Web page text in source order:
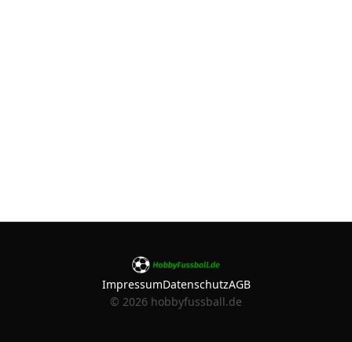
ImpressumDatenschutzAGB
© 2026 hobbyfussball.de